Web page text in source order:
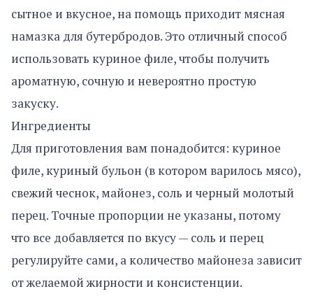
сытное и вкусное, на помощь приходит мясная
намазка для бутербродов. Это отличный способ
использовать куриное филе, чтобы получить
ароматную, сочную и невероятно простую
закуску.
Ингредиенты
Для приготовления вам понадобится: куриное
филе, куриный бульон (в котором варилось мясо),
свежий чеснок, майонез, соль и черный молотый
перец. Точные пропорции не указаны, потому
что все добавляется по вкусу — соль и перец
регулируйте сами, а количество майонеза зависит
от желаемой жирности и консистенции.